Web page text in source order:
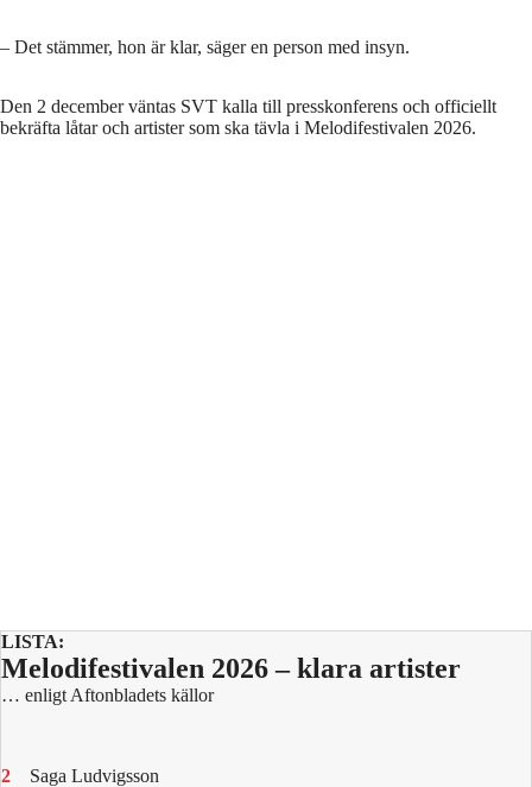
– Det stämmer, hon är klar, säger en person med insyn.
Den 2 december väntas SVT kalla till presskonferens och officiellt
bekräfta låtar och artister som ska tävla i Melodifestivalen 2026.
LISTA:
Melodifestivalen 2026 – klara artister
… enligt Aftonbladets källor
Saga Ludvigsson